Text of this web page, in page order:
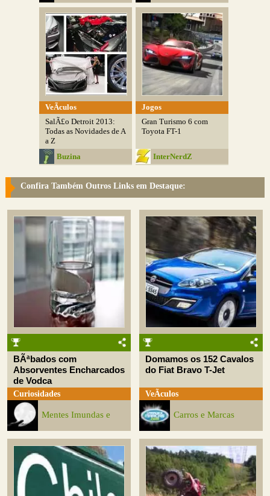
VeÃ­culos
SalÃ£o Detroit 2013:
Todas as Novidades de A
a Z
Buzina
Jogos
Gran Turismo 6 com
Toyota FT-1
InterNerdZ
Confira Também Outros Links em Destaque:
BÃªbados com
Absorventes Encharcados
de Vodca
Curiosidades
Mentes Imundas e
Domamos os 152 Cavalos
do Fiat Bravo T-Jet
VeÃ­culos
Carros e Marcas